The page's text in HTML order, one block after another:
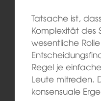
Tatsache ist,
Komplexität des
wesentliche
Regel je
Leute mitreden.
konsensuale